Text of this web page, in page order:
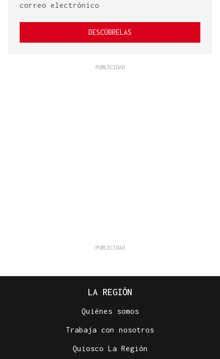
correo electrónico
DESCÚBRELAS
LA REGIÓN
Quiénes somos
Trabaja con nosotros
Quiosco La Región